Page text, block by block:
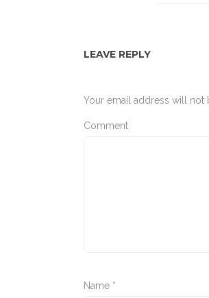
LEAVE REPLY
Your email address will not
Comment
Name *